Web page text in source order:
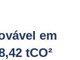
em
tCO²